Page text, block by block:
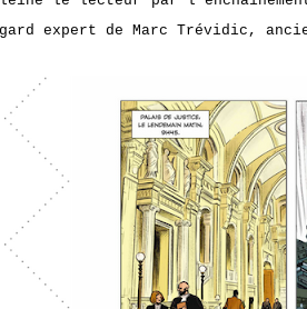
expert de Marc Trévidic,